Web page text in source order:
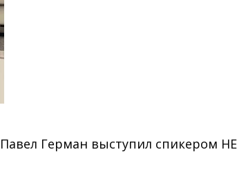
Павел Герман выступил спикером